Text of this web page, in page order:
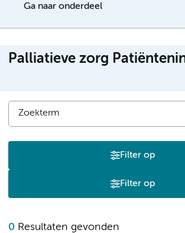
Ga naar onderdeel
Palliatieve zorg
Filter op
Filter op
0 Resultaten gevonden